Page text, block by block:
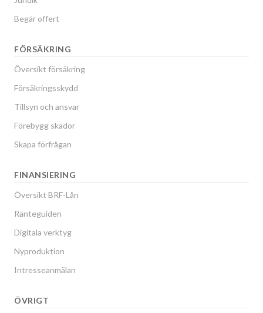
Begär offert
FÖRSÄKRING
Översikt försäkring
Försäkringsskydd
Tillsyn och ansvar
Förebygg skador
Skapa förfrågan
FINANSIERING
Översikt BRF-Lån
Ränteguiden
Digitala verktyg
Nyproduktion
Intresseanmälan
ÖVRIGT